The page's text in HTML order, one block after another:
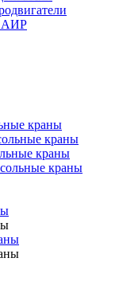
АИР
краны
краны
краны
краны